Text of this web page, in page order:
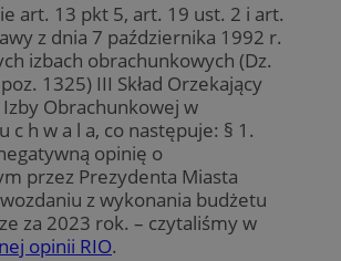
art. 13 pkt 5, art. 19 ust. 2 i art.
z dnia 7 października 1992 r.
izbach obrachunkowych (Dz.
1325) III Skład Orzekający
Obrachunkowej w
c h w a l a, co następuje: § 1.
opinię o
przez Prezydenta Miasta
z wykonania budżetu
za 2023 rok. – czytaliśmy w
opinii RIO.